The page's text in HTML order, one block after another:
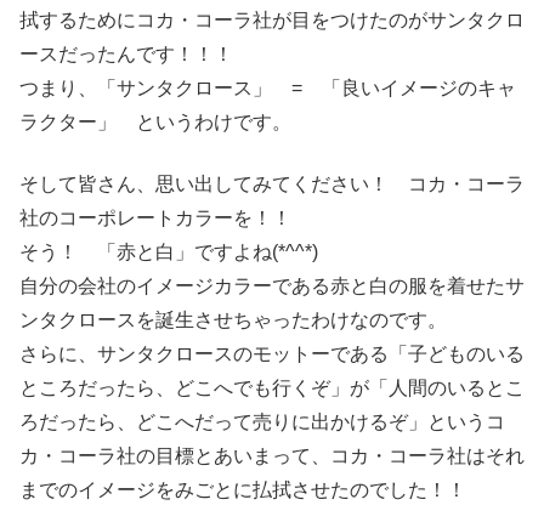
拭するためにコカ・コーラ社が目をつけたのがサンタクロ
ースだったんです！！！
つまり、「サンタクロース」 = 「良いイメージのキャ
ラクター」 というわけです。
そして皆さん、思い出してみてください！ コカ・コーラ
社のコーポレートカラーを！！
そう！ 「赤と白」ですよね(*^^*)
自分の会社のイメージカラーである赤と白の服を着せたサ
ンタクロースを誕生させちゃったわけなのです。
さらに、サンタクロースのモットーである「子どものいる
ところだったら、どこへでも行くぞ」が「人間のいるとこ
ろだったら、どこへだって売りに出かけるぞ」というコ
カ・コーラ社の目標とあいまって、コカ・コーラ社はそれ
までのイメージをみごとに払拭させたのでした！！